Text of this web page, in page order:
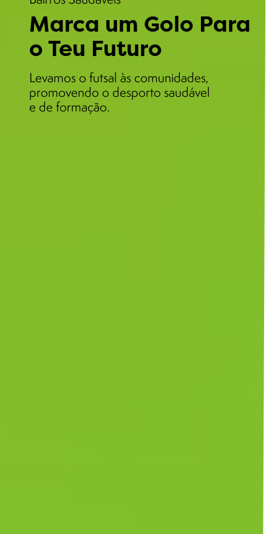
Marca um Golo Para
o Teu Futuro
Levamos o futsal às comunidades,
promovendo o desporto saudável
e de formação.